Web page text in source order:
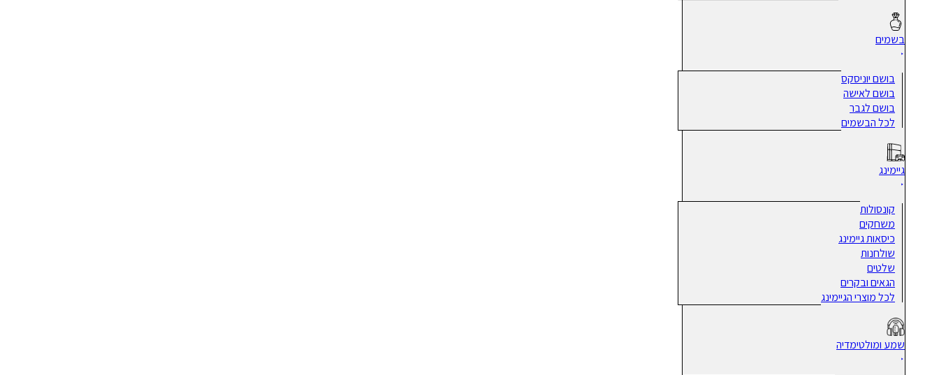
בשמים
בושם יוניסקס
בושם לאישה
בושם לגבר
לכל הבשמים
גיימינג
קונסולות
משחקים
כיסאות גיימינג
שולחנות
שלטים
הגאים ובקרים
לכל מוצרי הגיימינג
שמע ומולטימדיה